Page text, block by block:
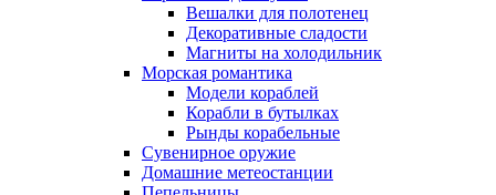
Вешалки для полотенец
Декоративные сладости
Магниты на холодильник
Морская романтика
Модели кораблей
Корабли в бутылках
Рынды корабельные
Сувенирное оружие
Домашние метеостанции